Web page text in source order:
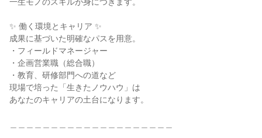
✨ 働く環境とキャリア ✨
成果に基づいた明確なパスを用意。
・フィールドマネージャー
・企画営業職（総合職）
・教育、研修部門への道など
現場で培った「生きたノウハウ」は
あなたのキャリアの土台になります。